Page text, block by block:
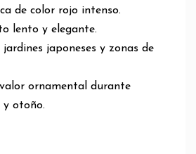
de color rojo intenso.
lento y elegante.
jardines japoneses y zonas de
valor ornamental durante
y otoño.